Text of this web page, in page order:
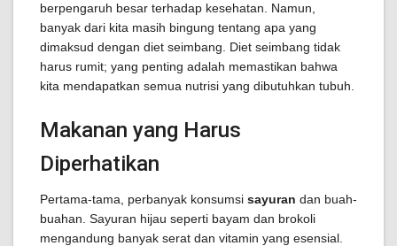
berpengaruh besar terhadap kesehatan. Namun,
banyak dari kita masih bingung tentang apa yang
dimaksud dengan diet seimbang. Diet seimbang tidak
harus rumit; yang penting adalah memastikan bahwa
kita mendapatkan semua nutrisi yang dibutuhkan tubuh.
Makanan yang Harus
Diperhatikan
Pertama-tama, perbanyak konsumsi sayuran dan buah-
buahan. Sayuran hijau seperti bayam dan brokoli
mengandung banyak serat dan vitamin yang esensial.